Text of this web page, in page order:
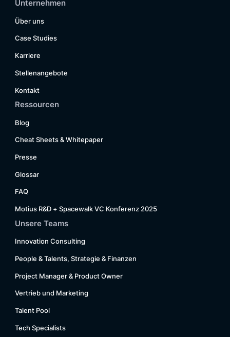
Unternehmen
Über uns
Case Studies
Karriere
Stellenangebote
Kontakt
Ressourcen
Blog
Cheat Sheets & Whitepaper
Presse
Glossar
FAQ
Motius R&D + Spacewalk VC Konferenz 2025
Unsere Teams
Innovation Consulting
People & Talents, Strategie & Finanzen
Project Manager & Product Owner
Vertrieb und Marketing
Talent Pool
Tech Specialists